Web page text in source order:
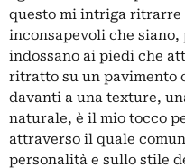
questo mi intriga ritrarre
inconsapevoli che
indossano ai piedi che
ritratto su un pavimento
davanti a una texture,
naturale, è il mio tocco
attraverso il quale
personalità e sullo stile